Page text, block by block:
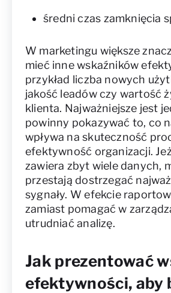
średni czas zamknięcia
W marketingu większe
mieć inne wskaźników
przykład liczba nowych
jakość leadów czy wartość
klienta. Najważniejsze jest
powinny pokazywać to, co
wpływa na skuteczność
efektywność organizacji.
zawiera zbyt wiele danych,
przestają dostrzegać
sygnały. W efekcie
zamiast pomagać w
utrudniać analizę.
Jak prezentować
efektywności, aby